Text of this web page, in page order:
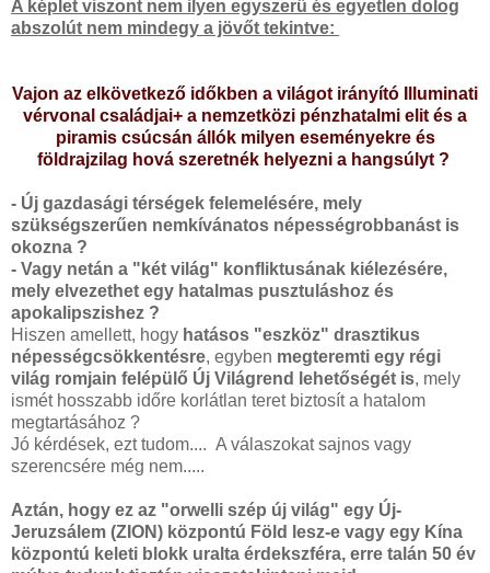
A képlet viszont nem ilyen egyszerű és egyetlen dolog
abszolút nem mindegy a jövőt tekintve:
Vajon az elkövetkező időkben a világot irányító Illuminati
vérvonal családjai+ a nemzetközi pénzhatalmi elit és a
piramis csúcsán állók milyen eseményekre és
földrajzilag hová szeretnék helyezni a hangsúlyt ?
- Új gazdasági térségek felemelésére, mely
szükségszerűen nemkívánatos népességrobbanást is
okozna ?
- Vagy netán a "két világ" konfliktusának kiélezésére,
mely elvezethet egy hatalmas pusztuláshoz és
apokalipszishez ?
Hiszen amellett, hogy hatásos "eszköz" drasztikus
népességcsökkentésre, egyben megteremti egy régi
világ romjain felépülő Új Világrend
lehetőségét is, mely
ismét hosszabb időre korlátlan teret biztosít a hatalom
megtartásához ?
Jó kérdések, ezt tudom.... A válaszokat sajnos vagy
szerencsére még nem.....
Aztán, hogy ez az "orwelli szép új világ" egy Új-
Jeruzsálem (ZION) központú Föld lesz-e vagy egy Kína
központú keleti blokk uralta érdekszféra, erre talán 50 év